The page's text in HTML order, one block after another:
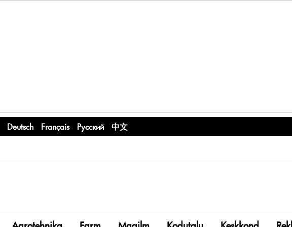
Deutsch Français Русский 中文